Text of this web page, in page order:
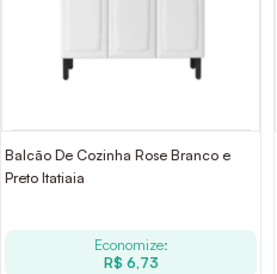
Balcão De Cozinha Rose Branco e
Preto Itatiaia
Economize:
R$ 6,73